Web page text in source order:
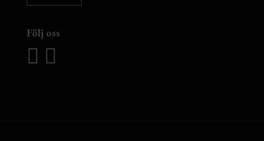
Följ oss